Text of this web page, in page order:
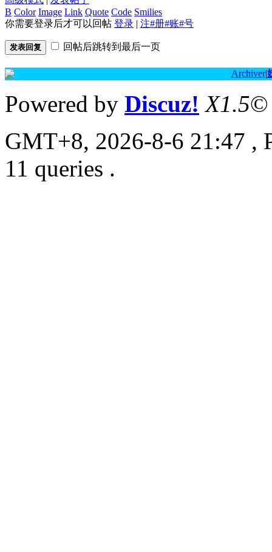
B Color Image Link Quote Code Smilies
你需要登录后才可以回帖 登录 | 注#册#账#号
发表回复 回帖后跳转到最后一页
Archiver|
Powered by Discuz! X1.5©
GMT+8, 2026-8-6 21:47 ,
11 queries .